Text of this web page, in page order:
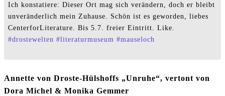
Ich konstatiere: Dieser Ort mag sich verändern, doch er bleibt
unveränderlich mein Zuhause. Schön ist es geworden, liebes
CenterforLiterature. Bis 5.7. freier Eintritt. Like.
#drostewelten #literaturmuseum #mauseloch
Annette von Droste-Hülshoffs „Unruhe“, vertont von
Dora Michel & Monika Gemmer